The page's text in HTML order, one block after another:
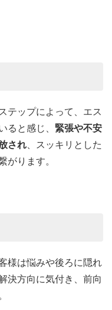
テップによって、エス
ると感じ、 緊張や不安
され 、スッキリとした
がります。
様は悩みや後ろに隠れ
決方向に気付き、前向